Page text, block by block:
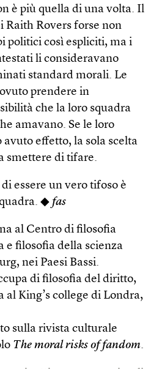
è più quella di una volta. Il
Raith Rovers forse non
politici così espliciti, ma i
li consideravano
standard morali. Le
prendere in
che la loro squadra
amavano. Se le loro
avuto effetto, la sola scelta
smettere di tifare.
essere un vero tifoso è
◆ fas
al Centro di filosofia
e filosofia della scienza
nei Paesi Bassi.
di filosofia del diritto,
al King’s college di Londra,
sulla rivista culturale
The moral risks of fandom.